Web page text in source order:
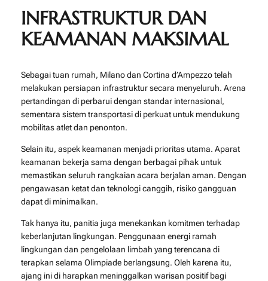
INFRASTRUKTUR DAN
KEAMANAN MAKSIMAL
Sebagai tuan rumah, Milano dan Cortina d’Ampezzo telah
melakukan persiapan infrastruktur secara menyeluruh. Arena
pertandingan di perbarui dengan standar internasional,
sementara sistem transportasi di perkuat untuk mendukung
mobilitas atlet dan penonton.
Selain itu, aspek keamanan menjadi prioritas utama. Aparat
keamanan bekerja sama dengan berbagai pihak untuk
memastikan seluruh rangkaian acara berjalan aman. Dengan
pengawasan ketat dan teknologi canggih, risiko gangguan
dapat di minimalkan.
Tak hanya itu, panitia juga menekankan komitmen terhadap
keberlanjutan lingkungan. Penggunaan energi ramah
lingkungan dan pengelolaan limbah yang terencana di
terapkan selama Olimpiade berlangsung. Oleh karena itu,
ajang ini di harapkan meninggalkan warisan positif bagi